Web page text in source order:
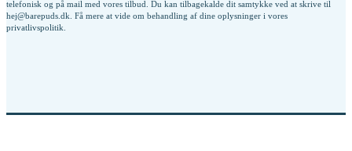
telefonisk og på mail med vores tilbud. Du kan tilbagekalde dit samtykke ved at skrive til
hej@barepuds.dk. Få mere at vide om behandling af dine oplysninger i vores
privatlivspolitik